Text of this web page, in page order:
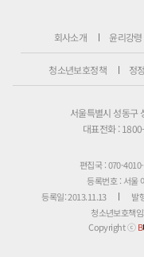
회사소개 윤리강령
청소년보호정책 정
서울특별시 성동구
대표전화 :
편집국 : 070-
등록번호 : 서울
등록일: 2013.11.13
발
청소년보호책
Copyright ⓒB